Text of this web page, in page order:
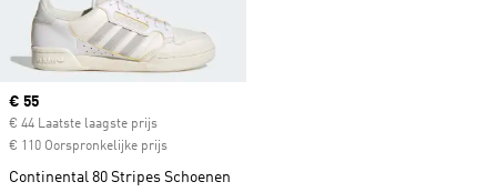
Current price
€ 55
€ 44 Laatste laagste prijs
€ 110 Oorspronkelijke prijs
Continental 80 Stripes Schoenen